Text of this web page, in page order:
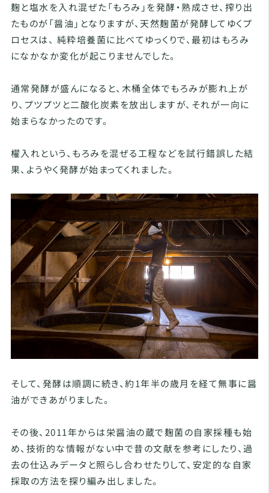
麹と塩水を入れ混ぜた「もろみ」を発酵・熟成させ、搾り出
たものが「醤油」となりますが、天然麹菌が発酵してゆくプ
ロセスは、 純粋培養菌に比べてゆっくりで、最初はもろみ
になかなか変化が起こりませんでした。
通常発酵が盛んになると、木桶全体でもろみが膨れ上が
り、プツプツと二酸化炭素を放出しますが、それが一向に
始まらなかったのです。
櫂入れという、もろみを混ぜる工程などを試行錯誤した結
果、ようやく発酵が始まってくれました。
そして、発酵は順調に続き、約1年半の歳月を経て無事に醤
油ができあがりました。
その後、2011年からは栄醤油の蔵で麹菌の自家採種も始
め、技術的な情報がない中で昔の文献を参考にしたり、過
去の仕込みデータと照らし合わせたりして、安定的な自家
採取の方法を探り編み出しました。